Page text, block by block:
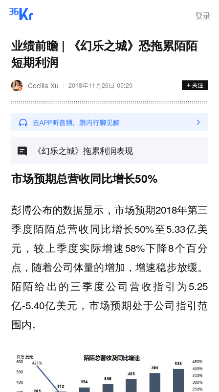
登录
业绩前瞻 | 《幻乐之城》恐拖累陌陌
短期利润
Cecilia Xu 2018年11月26日 05:29
《幻乐之城》拖累利润表现
市场预期总营收同比增长50%
彭博公布的数据显示，市场预期2018年第三
季度陌陌总营收同比增长50%至5.33亿美
元，较上季度实际增速58%下降8个百分
点， 随着公司体量的增加，增速稳步放缓。
陌陌给出的三季度公司营收指引为5.25
亿-5.40亿美元， 市场预期处于公司指引范
围内。